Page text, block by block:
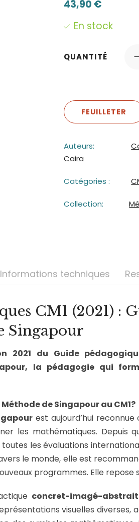
43,90 €
En stock
QUANTITÉ
FEUILLETER
Auteurs:
Caira
Catégories :
Collection:
Informations techniques
CM1 (2021) :
Singapour
2021 du Guide
la pédagogie qui
de Singapour au CM1?
est aujourd’hui reconnue
les mathématiques. Depuis
les évaluations
le monde, elle est
programmes. Elle repose
concret-imagé-
visuelles